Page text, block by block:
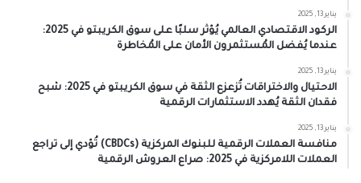
يناير 13, 2025
الركود الاقتصادي العالمي يُؤثر سلبًا على سوق الكريبتو في 2025:
عندما يُفضل المُستثمرون الأمان على المُخاطرة
يناير 13, 2025
الاحتيال والاختراقات تُزعزع الثقة في سوق الكريبتو في 2025: شبح
فقدان الثقة يُهدد الاستثمارات الرقمية
يناير 13, 2025
منافسة العملات الرقمية للبنوك المركزية (CBDCs) تُؤدي إلى تراجع
العملات اللامركزية في 2025: صراع العروش الرقمية